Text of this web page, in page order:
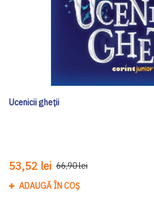
Ucenicii gheții
53,52 lei 66,90 lei
ADAUGĂ ÎN COȘ